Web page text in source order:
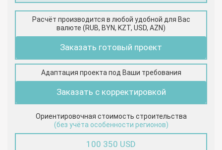
Расчёт производится в любой удобной для Вас
валюте (RUB, BYN, KZT, USD, AZN)
Заказать готовый проект
Адаптация проекта под Ваши требования
Заказать с корректировкой
Ориентировочная стоимость строительства
(без учёта особенности регионов)
100 350 USD